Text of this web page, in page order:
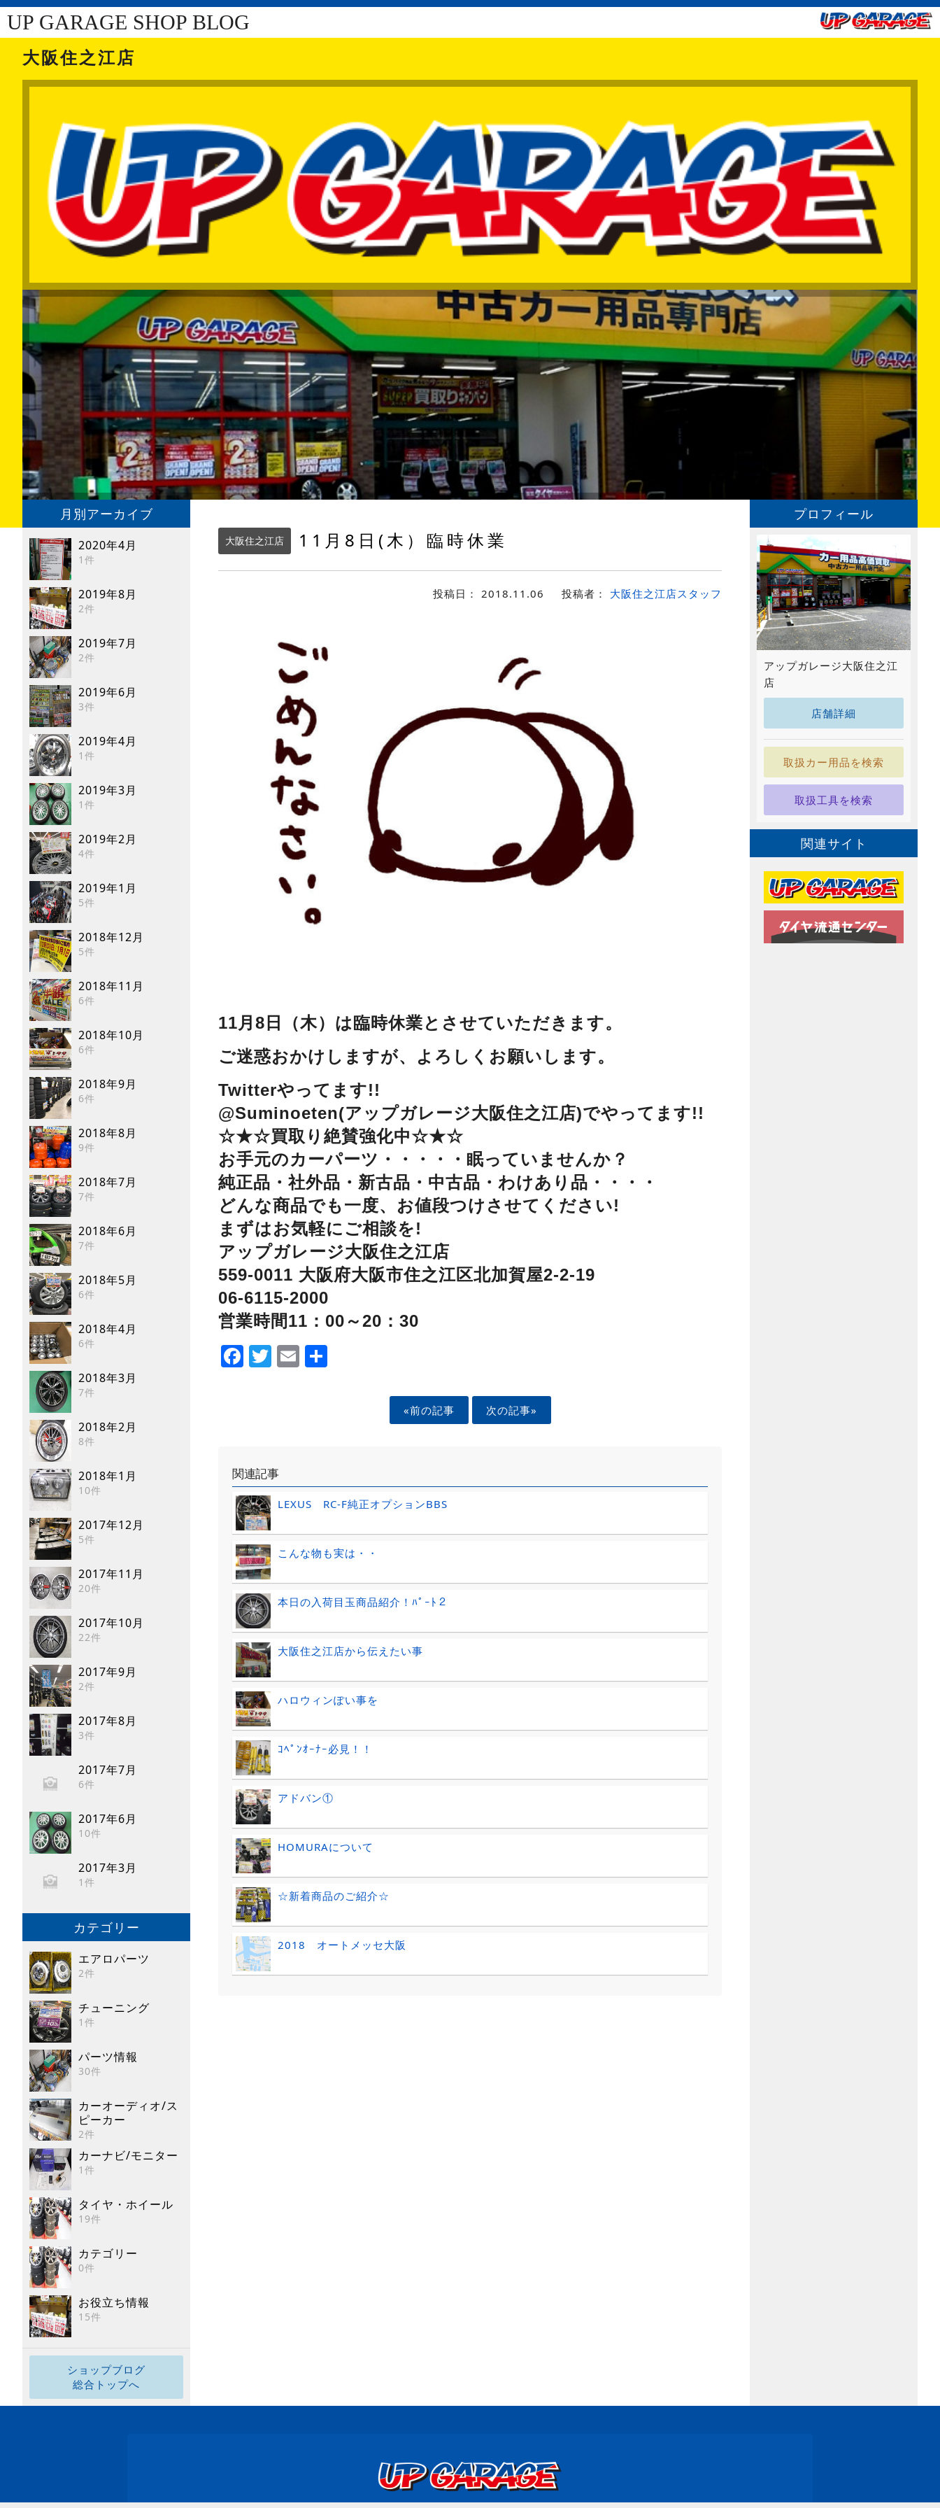
UP GARAGE SHOP BLOG
大阪住之江店
月別アーカイブ
2020年4月
1件
2019年8月
2件
2019年7月
2件
2019年6月
3件
2019年4月
1件
2019年3月
1件
2019年2月
4件
2019年1月
5件
2018年12月
5件
2018年11月
6件
2018年10月
6件
2018年9月
6件
2018年8月
9件
2018年7月
7件
2018年6月
7件
2018年5月
6件
2018年4月
6件
2018年3月
7件
2018年2月
8件
2018年1月
10件
2017年12月
5件
2017年11月
20件
2017年10月
22件
2017年9月
2件
2017年8月
3件
2017年7月
6件
2017年6月
10件
2017年3月
1件
カテゴリー
エアロパーツ
2件
チューニング
1件
パーツ情報
30件
カーオーディオ/ス
ピーカー
2件
カーナビ/モニター
1件
タイヤ・ホイール
19件
カテゴリー
0件
お役立ち情報
15件
ショップブログ
総合トップへ
大阪住之江店 11月8日(木）臨時休業
投稿日： 2018.11.06 投稿者： 大阪住之江店スタッフ
11月8日（木）は臨時休業とさせていただきます。
ご迷惑おかけしますが、よろしくお願いします。
Twitterやってます!!
@Suminoeten(アップガレージ大阪住之江店)でやってます!!
☆★☆買取り絶賛強化中☆★☆
お手元のカーパーツ・・・・・眠っていませんか？
純正品・社外品・新古品・中古品・わけあり品・・・・
どんな商品でも一度、お値段つけさせてください!
まずはお気軽にご相談を!
アップガレージ大阪住之江店
559-0011 大阪府大阪市住之江区北加賀屋2-2-19
06-6115-2000
営業時間11：00～20：30
Facebook
Twitter
Email
«前の記事 次の記事»
関連記事
LEXUS RC-F純正オプションBBS
こんな物も実は・・
本日の入荷目玉商品紹介！ﾊﾟｰﾄ２
大阪住之江店から伝えたい事
ハロウィンぽい事を
ｺﾍﾟﾝｵｰﾅｰ必見！！
アドバン①
HOMURAについて
☆新着商品のご紹介☆
2018 オートメッセ大阪
プロフィール
アップガレージ大阪住之江
店
店舗詳細
取扱カー用品を検索
取扱工具を検索
関連サイト